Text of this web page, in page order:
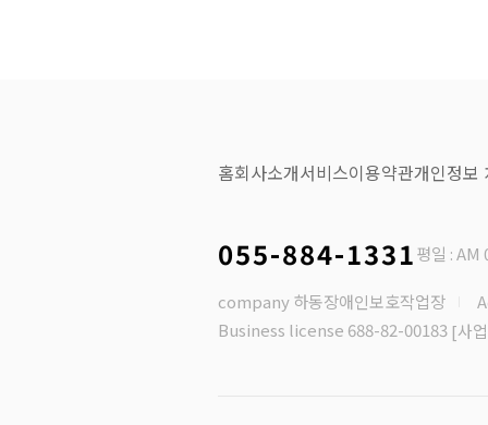
홈회사소개서비스이용약관개인정보
055-884-1331평일 : AM
company 하동장애인보호작업장
Business license 688-82-00183 [사